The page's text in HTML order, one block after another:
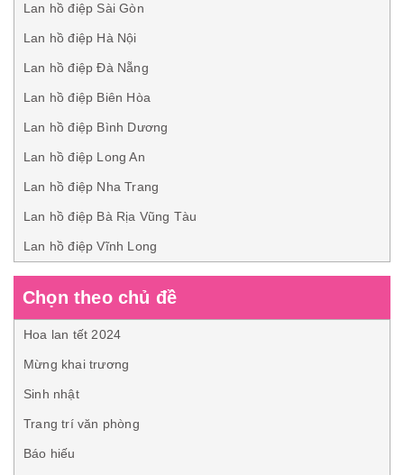
Lan hồ điệp Sài Gòn
Lan hồ điệp Hà Nội
Lan hồ điệp Đà Nẵng
Lan hồ điệp Biên Hòa
Lan hồ điệp Bình Dương
Lan hồ điệp Long An
Lan hồ điệp Nha Trang
Lan hồ điệp Bà Rịa Vũng Tàu
Lan hồ điệp Vĩnh Long
Chọn theo chủ đề
Hoa lan tết 2024
Mừng khai trương
Sinh nhật
Trang trí văn phòng
Báo hiếu